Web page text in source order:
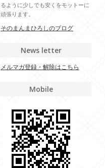
るように少しでも安くをモットーに
頑張ります。
そのまんまひろしのブログ
News letter
メルマガ登録・解除はこちら
Mobile